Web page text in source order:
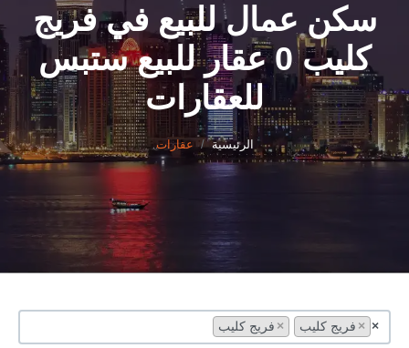
سكن عمال للبيع في فريج
كليب 0 عقار للبيع ستبس
للعقارات
الرئيسية عقارات
×
× فريج كليب × فريج كليب